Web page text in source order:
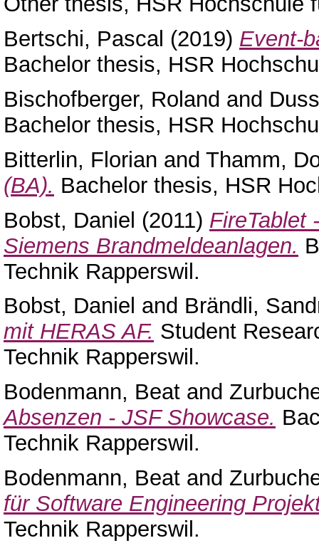
Bertschi, Pascal (2019) Event-
Bachelor thesis, HSR
Bischofberger, Roland and
Bachelor thesis, HSR
Bitterlin, Florian and Thamm,
(BA). Bachelor thesis, HSR
Bobst, Daniel (2011) FireTablet
Siemens Brandmeldeanlagen.
Technik Rapperswil.
Bobst, Daniel and Brändli,
mit HERAS AF. Student
Technik Rapperswil.
Bodenmann, Beat and
Absenzen - JSF Showcase.
Technik Rapperswil.
Bodenmann, Beat and
für Software Engineering
Technik Rapperswil.